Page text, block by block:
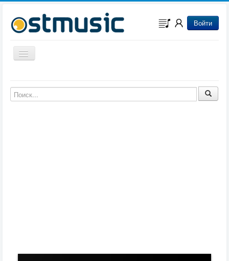
Войти
Включить/выключить навигацию
Музыка из мультфильмов
Музыка из сериалов